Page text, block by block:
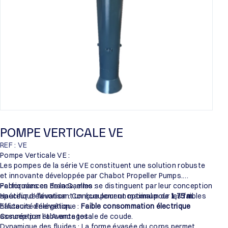
POMPE VERTICALE VE
REF : VE
Pompe Verticale VE :
Les pompes de la série VE constituent une solution robuste
et innovante développée par Chabot Propeller Pumps.
Fabriquées en France, elles se distinguent par leur conception
spécifique favorisant un écoulement optimal pour les faibles
hauteurs d’élévation.
Performances de la Gamme :
Hauteur d’élévation : Conçue pour un maximum de 1,75 m.
Efficacité énergétique : Faible consommation électrique
assurée par l’absence totale de coude.
Conception et Avantages :